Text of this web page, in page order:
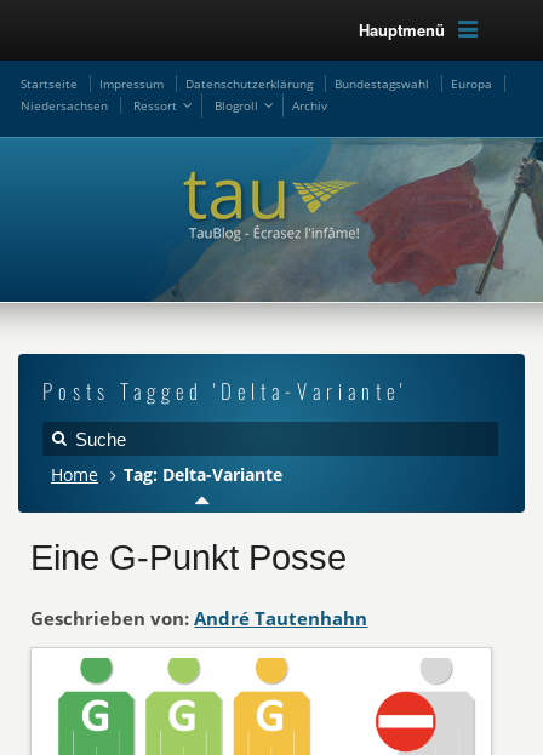
Hauptmenü
Startseite Impressum Datenschutzerklärung Bundestagswahl
Europa
Niedersachsen
Ressort Blogroll Archiv
Posts Tagged 'Delta-Variante'
Home Tag: Delta-Variante
Eine G-Punkt Posse
Geschrieben von: André Tautenhahn